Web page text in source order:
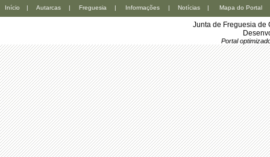
Início | Autarcas | Freguesia | Informações | Notícias | Mapa do Portal
Junta de Freguesia de
Portal